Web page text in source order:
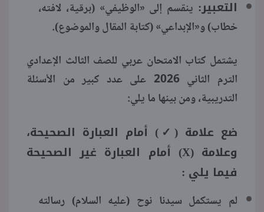
التعبير: ينقسم إلى «الوظيفي» (برقية، لافته،
خطاب) و«الإبداعي» (كتابة المقال والموضوع).
يشتمل كتاب الامتحان عربي للصف الثالث الإعدادي
الترم الثاني 2026 على عدد كبير من الأسئلة
التدريبية، ومن بينها ما يلي:
ضع علامة (✓) أمام العبارة الصحيحة،
وعلامة (X) أمام العبارة غير الصحيحة
فيما يلي :
لم يستكمل سيدنا نوح (عليه السلام) رسالته